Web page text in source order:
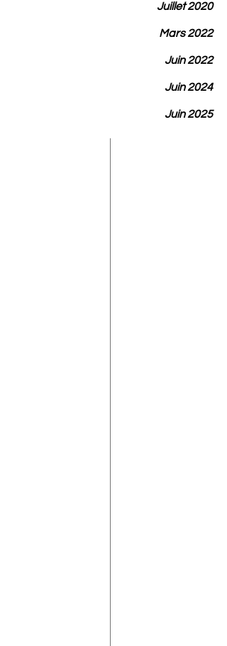
Juillet 2020
Mars 2022
Juin 2022
Juin 2024
Juin 2025